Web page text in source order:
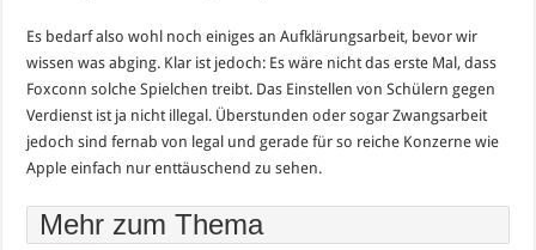
Es bedarf also wohl noch einiges an Aufklärungsarbeit, bevor wir
wissen was abging. Klar ist jedoch: Es wäre nicht das erste Mal, dass
Foxconn solche Spielchen treibt. Das Einstellen von Schülern gegen
Verdienst ist ja nicht illegal. Überstunden oder sogar Zwangsarbeit
jedoch sind fernab von legal und gerade für so reiche Konzerne wie
Apple einfach nur enttäuschend zu sehen.
Mehr zum Thema